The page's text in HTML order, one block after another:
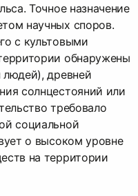
Точное назначение
научных споров.
с культовыми
обнаружены
людей), древней
солнцестояний или
требовало
социальной
о высоком уровне
на территории